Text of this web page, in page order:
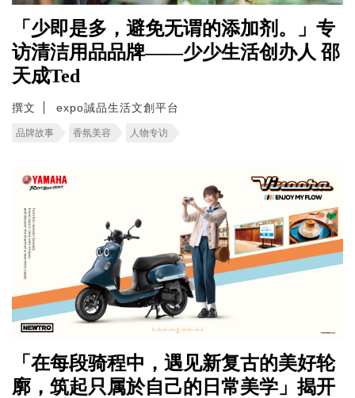
「少即是多，避免无谓的添加剂。」专
访清洁用品品牌——少少生活创办人 邵
天成Ted
撰文 expo誠品生活文創平台
品牌故事 香氛美容 人物专访
「在每段骑程中，遇见新复古的美好轮
廓，筑起只属於自己的日常美学」揭开